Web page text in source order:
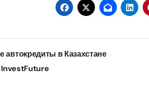
автокредиты в Казахстане
InvestFuture